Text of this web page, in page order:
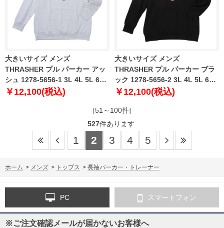
大きいサイズ メンズ
THRASHER プル パーカー アッ
シュ 1278-5656-1 3L 4L 5L 6L
8L
￥12,100(税込)
大きいサイズ メンズ
THRASHER プル パーカー ブラ
ック 1278-5656-2 3L 4L 5L 6L
8L
￥12,100(税込)
[51～100件]
527件あります
1 2 3 4 5
ホーム > メンズ > トップス > 長袖パーカー・トレーナー
PC スマートフォン
※ご注文確認メールが届かないお客様へ